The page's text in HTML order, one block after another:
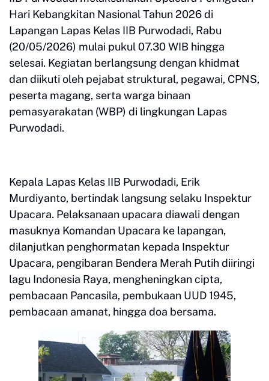
Hari Kebangkitan Nasional Tahun 2026 di
Lapangan Lapas Kelas IIB Purwodadi, Rabu
(20/05/2026) mulai pukul 07.30 WIB hingga
selesai. Kegiatan berlangsung dengan khidmat
dan diikuti oleh pejabat struktural, pegawai, CPNS,
peserta magang, serta warga binaan
pemasyarakatan (WBP) di lingkungan Lapas
Purwodadi.
Kepala Lapas Kelas IIB Purwodadi, Erik
Murdiyanto, bertindak langsung selaku Inspektur
Upacara. Pelaksanaan upacara diawali dengan
masuknya Komandan Upacara ke lapangan,
dilanjutkan penghormatan kepada Inspektur
Upacara, pengibaran Bendera Merah Putih diiringi
lagu Indonesia Raya, mengheningkan cipta,
pembacaan Pancasila, pembukaan UUD 1945,
pembacaan amanat, hingga doa bersama.